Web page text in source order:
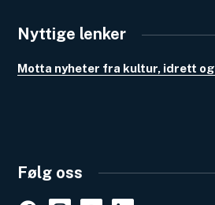
Nyttige lenker
Motta nyheter fra kultur, idrett
Følg oss